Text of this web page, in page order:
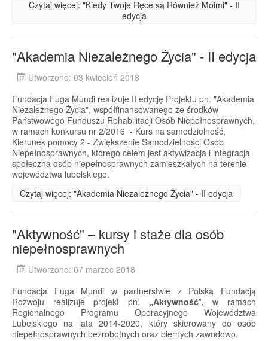
Czytaj więcej: "Kiedy Twoje Ręce są Również Moimi" - II
edycja
"Akademia Niezależnego Życia" - II edycja
Utworzono: 03 kwiecień 2018
Fundacja Fuga Mundi realizuje II edycję Projektu pn. "Akademia
Niezależnego Życia", współfinansowanego ze środków
Państwowego Funduszu Rehabilitacji Osób Niepełnosprawnych,
w ramach konkursu nr 2/2016 - Kurs na samodzielność,
Kierunek pomocy 2 - Zwiększenie Samodzielności Osób
Niepełnosprawnych, którego celem jest aktywizacja i integracja
społeczna osób niepełnosprawnych zamieszkałych na terenie
województwa lubelskiego.
Czytaj więcej: "Akademia Niezależnego Życia" - II edycja
"Aktywność" – kursy i staże dla osób
niepełnosprawnych
Utworzono: 07 marzec 2018
Fundacja Fuga Mundi w partnerstwie z Polską Fundacją
Rozwoju realizuje projekt pn. „Aktywność”, w ramach
Regionalnego Programu Operacyjnego Województwa
Lubelskiego na lata 2014-2020, który skierowany do osób
niepełnosprawnych bezrobotnych oraz biernych zawodowo.